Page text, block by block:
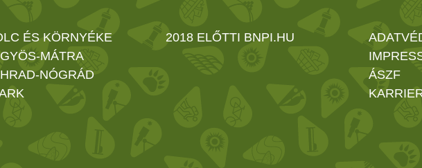
ÉS KÖRNYÉKE
MÁTRA
NÓGRÁD
2018 ELŐTTI BNPI.HU
ÁSZF